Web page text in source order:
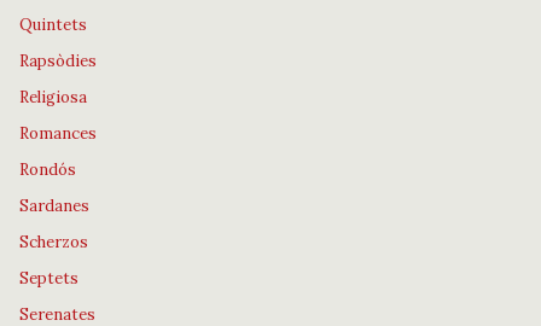
Quintets
Rapsòdies
Religiosa
Romances
Rondós
Sardanes
Scherzos
Septets
Serenates